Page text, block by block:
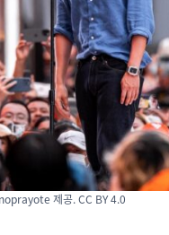
제공. CC BY 4.0